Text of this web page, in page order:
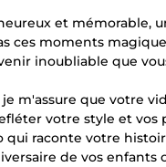
et mémorable,
ces moments
inoubliable que
m'assure que votre
votre style et
qui raconte votre
de vos